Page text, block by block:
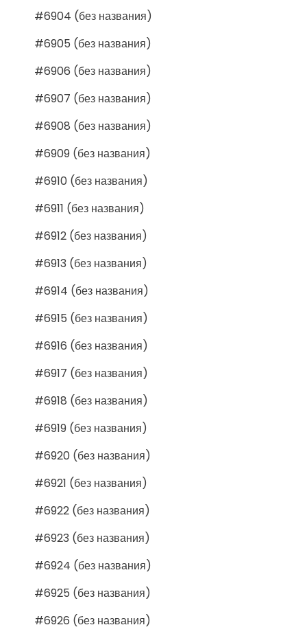
#6904 (без названия)
#6905 (без названия)
#6906 (без названия)
#6907 (без названия)
#6908 (без названия)
#6909 (без названия)
#6910 (без названия)
#6911 (без названия)
#6912 (без названия)
#6913 (без названия)
#6914 (без названия)
#6915 (без названия)
#6916 (без названия)
#6917 (без названия)
#6918 (без названия)
#6919 (без названия)
#6920 (без названия)
#6921 (без названия)
#6922 (без названия)
#6923 (без названия)
#6924 (без названия)
#6925 (без названия)
#6926 (без названия)